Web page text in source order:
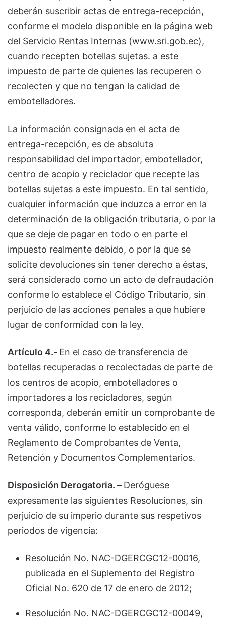
deberán suscribir actas de entrega-recepción,
conforme el modelo disponible en la página web
del Servicio Rentas Internas (www.sri.gob.ec),
cuando recepten botellas sujetas. a este
impuesto de parte de quienes las recuperen o
recolecten y que no tengan la calidad de
embotelladores.
La información consignada en el acta de
entrega-recepción, es de absoluta
responsabilidad del importador, embotellador,
centro de acopio y reciclador que recepte las
botellas sujetas a este impuesto. En tal sentido,
cualquier información que induzca a error en la
determinación de la obligación tributaria, o por la
que se deje de pagar en todo o en parte el
impuesto realmente debido, o por la que se
solicite devoluciones sin tener derecho a éstas,
será considerado como un acto de defraudación
conforme lo establece el Código Tributario, sin
perjuicio de las acciones penales a que hubiere
lugar de conformidad con la ley.
Artículo 4.- En el caso de transferencia de
botellas recuperadas o recolectadas de parte de
los centros de acopio, embotelladores o
importadores a los recicladores, según
corresponda, deberán emitir un comprobante de
venta válido, conforme lo establecido en el
Reglamento de Comprobantes de Venta,
Retención y Documentos Complementarios.
Disposición Derogatoria. – Deróguese
expresamente las siguientes Resoluciones, sin
perjuicio de su imperio durante sus respetivos
periodos de vigencia:
Resolución No. NAC-DGERCGC12-00016,
publicada en el Suplemento del Registro
Oficial No. 620 de 17 de enero de 2012;
Resolución No. NAC-DGERCGC12-00049,